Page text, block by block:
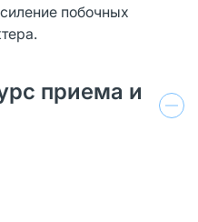
побочных
приема и